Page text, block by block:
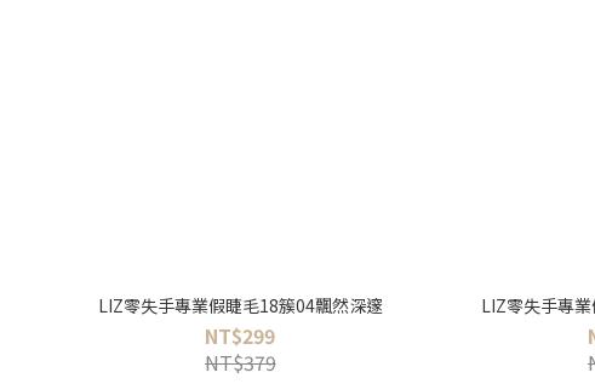
LIZ零失手專業假睫毛18簇04飄然深邃
NT$299
NT$379
LIZ零失手專